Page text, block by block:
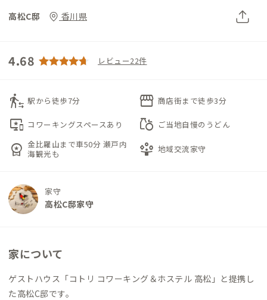
高松C邸 香川県
4.68 レビュー22件
transfer_within_a_station 駅から徒歩7分 storefront 商店街まで徒歩3分
important_devices コワーキングスペースあり grocery ご当地自慢のうどん
workspace_premium 金比羅山まで車50分 瀬戸内
海観光も
person_play 地域交流家守
家守
高松C邸家守
家について
ゲストハウス「コトリ コワーキング＆ホステル 高松」と提携し
た高松C邸です。